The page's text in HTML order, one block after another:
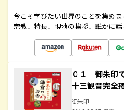
今こそ学びたい世界のことを集めま
宗教、特長、現地の挨拶、誰かに話
０１ 御朱印
十三観音完
御朱印